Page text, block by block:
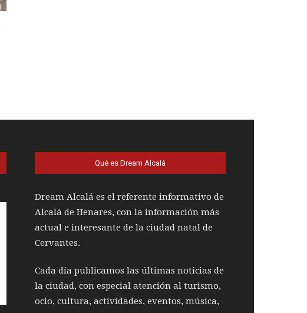
Qué es Dream Alcalá
Dream Alcalá es el referente informativo de
Alcalá de Henares, con la información más
actual e interesante de la ciudad natal de
Cervantes.
Cada día publicamos las últimas noticias de
la ciudad, con especial atención al turismo,
ocio, cultura, actividades, eventos, música,